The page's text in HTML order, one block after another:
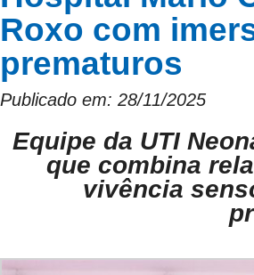
Roxo com
prematuros
Publicado em: 28/11/2025
Equipe da UTI
que combina
vivência